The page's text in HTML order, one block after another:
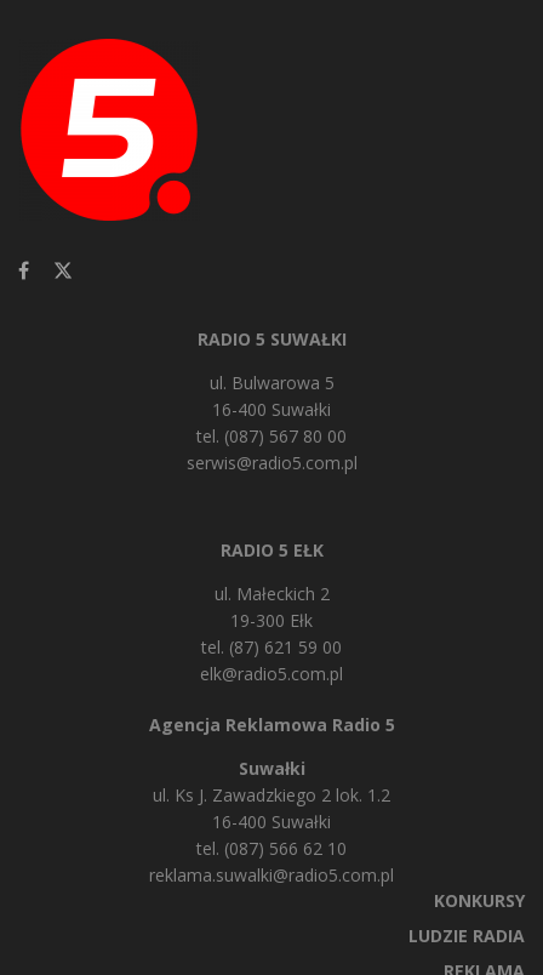
RADIO 5 SUWAŁKI
ul. Bulwarowa 5
16-400 Suwałki
tel. (087) 567 80 00
serwis@radio5.com.pl
RADIO 5 EŁK
ul. Małeckich 2
19-300 Ełk
tel. (87) 621 59 00
elk@radio5.com.pl
Agencja Reklamowa Radio 5
Suwałki
ul. Ks J. Zawadzkiego 2 lok. 1.2
16-400 Suwałki
tel. (087) 566 62 10
reklama.suwalki@radio5.com.pl
KONKURSY
LUDZIE RADIA